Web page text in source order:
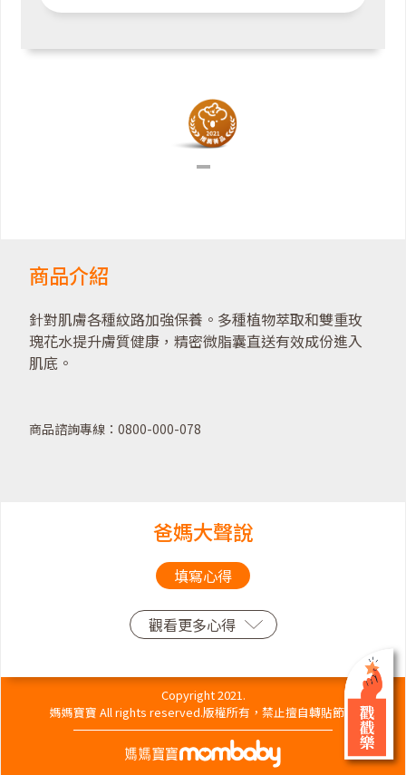
商品介紹
針對肌膚各種紋路加強保養。多種植物萃取和雙重玫
瑰花水提升膚質健康，精密微脂囊直送有效成份進入
肌底。
商品諮詢專線：0800-000-078
爸媽大聲說
填寫心得
觀看更多心得
Copyright 2021.
媽媽寶寶 All rights reserved.版權所有，禁止擅自轉貼節錄